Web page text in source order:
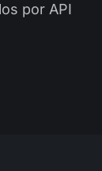
por API